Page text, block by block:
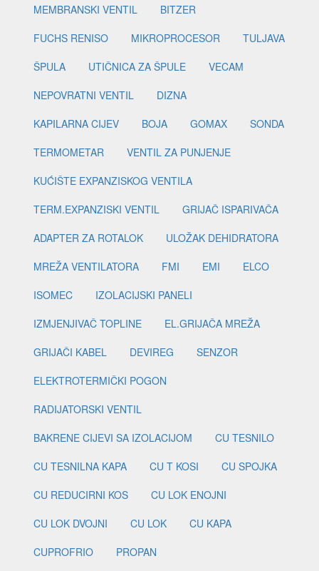
MEMBRANSKI VENTIL
BITZER
FUCHS RENISO
MIKROPROCESOR
TULJAVA
ŠPULA
UTIČNICA ZA ŠPULE
VECAM
NEPOVRATNI VENTIL
DIZNA
KAPILARNA CIJEV
BOJA GOMAX
SONDA
TERMOMETAR
VENTIL ZA PUNJENJE
KUĆIŠTE EXPANZISKOG VENTILA
TERM.EXPANZISKI VENTIL
GRIJAČ ISPARIVAČA
ADAPTER ZA ROTALOK
ULOŽAK DEHIDRATORA
MREŽA VENTILATORA
FMI EMI
ELCO
ISOMEC
IZOLACIJSKI PANELI
IZMJENJIVAČ TOPLINE
EL.GRIJAČA MREŽA
GRIJAČI KABEL
DEVIREG
SENZOR
ELEKTROTERMIČKI POGON
RADIJATORSKI VENTIL
BAKRENE CIJEVI SA IZOLACIJOM
CU TESNILO
CU TESNILNA KAPA
CU T KOSI
CU SPOJKA
CU REDUCIRNI KOS
CU LOK ENOJNI
CU LOK DVOJNI
CU LOK
CU KAPA
CUPROFRIO
PROPAN